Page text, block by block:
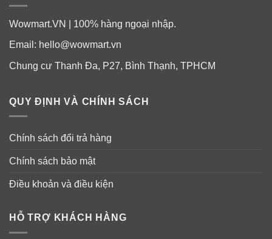
gây ra.
SPF70, bạn hoàn toàn có thể yên tâm vui chơi, hoạt
động ngoài trời, tắm biển mà không sợ da bị tổn
chọn, đã có mặt tại hơn 50 quốc gia để phục vụ cho nhu
Wowmart.VN | 100% hàng ngoại nhập.
Email: hello@wowmart.vn
Chung cư Thanh Đa, P27, Bình Thạnh, TPHCM
QUY ĐỊNH VÀ CHÍNH SÁCH
Chính sách đổi trả hàng
Chính sách bảo mật
Điều khoản và điều kiện
HỖ TRỢ KHÁCH HÀNG